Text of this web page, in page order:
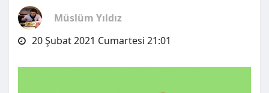
Müslüm Yıldız
20 Şubat 2021 Cumartesi 21:01